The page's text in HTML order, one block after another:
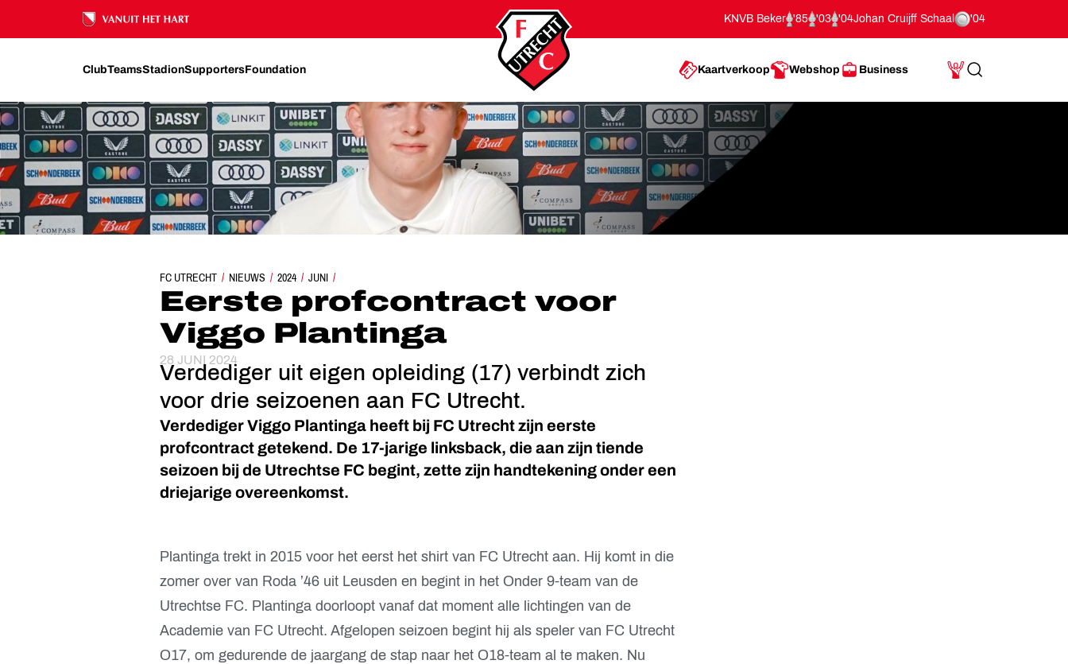
Ons nalatenschap
KNVB Beker '85 '03 '04Johan Cruijff Schaal '04
ClubTeamsStadionSupportersFoundation Kaartverkoop Webshop Business
Mijn Account
Search
FC UTRECHT NIEUWS 2024 JUNI
EERSTE PROFCONTRACT VOOR VIGGO PLANTINGA
Eerste profcontract voor
Viggo Plantinga
28 JUNI 2024
Verdediger uit eigen opleiding (17) verbindt zich
voor drie seizoenen aan FC Utrecht.
Verdediger Viggo Plantinga heeft bij FC Utrecht zijn eerste
profcontract getekend. De 17-jarige linksback, die aan zijn tiende
seizoen bij de Utrechtse FC begint, zette zijn handtekening onder een
driejarige overeenkomst.
Plantinga trekt in 2015 voor het eerst het shirt van FC Utrecht aan. Hij komt in die
zomer over van Roda ’46 uit Leusden en begint in het Onder 9-team van de
Utrechtse FC. Plantinga doorloopt vanaf dat moment alle lichtingen van de
Academie van FC Utrecht. Afgelopen seizoen begint hij als speler van FC Utrecht
O17, om gedurende de jaargang de stap naar het O18-team al te maken. Nu